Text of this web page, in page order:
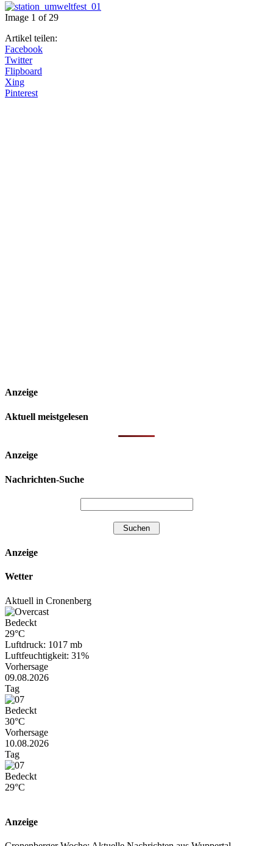
Image 1 of 29
Artikel teilen:
Facebook
Twitter
Flipboard
Xing
Pinterest
Anzeige
Aktuell meistgelesen
Anzeige
Nachrichten-Suche
Anzeige
Wetter
Aktuell in Cronenberg
Bedeckt
29°C
Luftdruck: 1017 mb
Luftfeuchtigkeit: 31%
Vorhersage
09.08.2026
Tag
Bedeckt
30°C
Vorhersage
10.08.2026
Tag
Bedeckt
29°C
Anzeige